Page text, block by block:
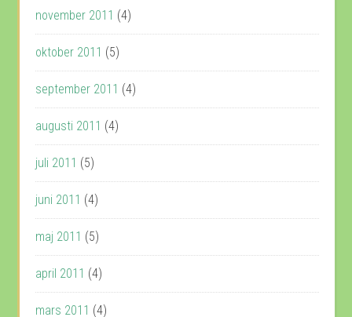
november 2011 (4)
oktober 2011 (5)
september 2011 (4)
augusti 2011 (4)
juli 2011 (5)
juni 2011 (4)
maj 2011 (5)
april 2011 (4)
mars 2011 (4)